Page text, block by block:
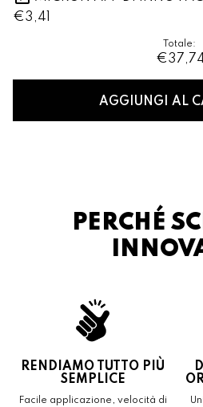
Totale:
AGGIUNGI AL
€3,41
PERCHÉ
RENDIAMO TUTTO PIÙ
SEMPLICE
Facile applicazione, velocità di